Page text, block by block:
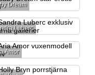
Dream
Luberc
Amor